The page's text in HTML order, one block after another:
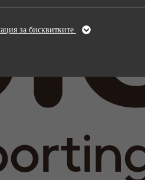
за
Време на
за бисквитките